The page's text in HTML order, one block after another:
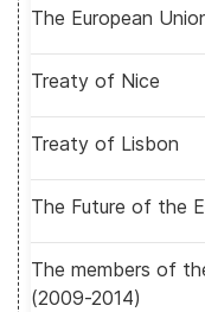
The European
Treaty of Nice
Treaty of Lisbon
The Future of the
The members of
(2009-2014)